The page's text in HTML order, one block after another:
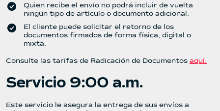
Quien recibe el envío no podrá incluir de vuelta
ningún tipo de artículo o documento adicional.
El cliente puede solicitar el retorno de los
documentos firmados de forma física, digital o
mixta.
Consulte las tarifas de Radicación de Documentos aquí.
Servicio 9:00 a.m.
Este servicio le asegura la entrega de sus envíos a